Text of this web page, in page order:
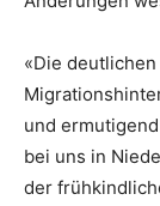
«Die
und
bei uns in
der